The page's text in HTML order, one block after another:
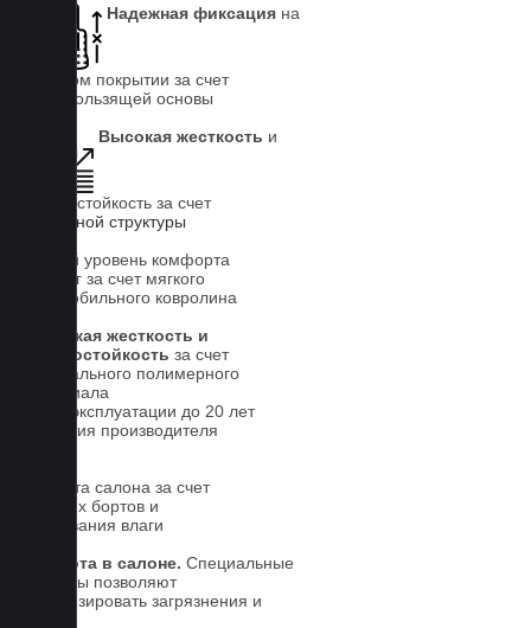
Надежная фиксация на
штатном покрытии за счет
антискользящей основы
Высокая жесткость и
износостойкость за счет
5-слойной структуры
Новый уровень комфорта
для ног за счет мягкого
автомобильного ковролина
Высокая жесткость и
износостойкость за счет
специального полимерного
материала
Срок эксплуатации до 20 лет
Гарантия производителя
Чистота салона за счет
высоких бортов и
впитывания влаги
Чистота в салоне. Специальные
выступы позволяют
локализировать загрязнения и